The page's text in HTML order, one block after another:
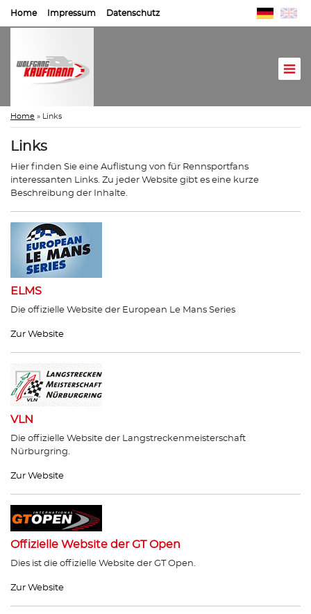
Home Impressum Datenschutz
Home » Links
Links
Hier finden Sie eine Auflistung von für Rennsportfans
interessanten Links. Zu jeder Website gibt es eine kurze
Beschreibung der Inhalte.
ELMS
Die offizielle Website der European Le Mans Series
Zur Website
VLN
Die offizielle Website der Langstreckenmeisterschaft
Nürburgring.
Zur Website
Offizielle Website der GT Open
Dies ist die offizielle Website der GT Open.
Zur Website